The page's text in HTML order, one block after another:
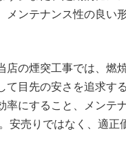
メンテナンス性の良い
店の煙突工事では、燃
て目先の安さを追求す
率にすること、メンテ
安売りではなく、適正